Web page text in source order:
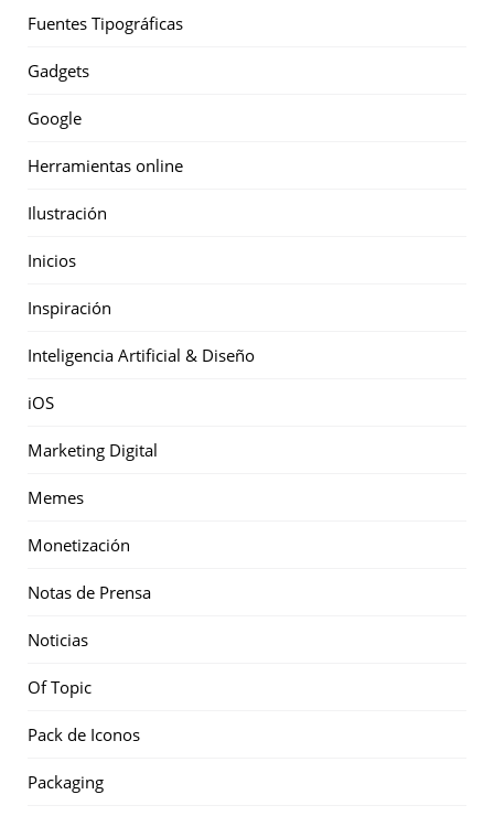
Fuentes Tipográficas
Gadgets
Google
Herramientas online
Ilustración
Inicios
Inspiración
Inteligencia Artificial & Diseño
iOS
Marketing Digital
Memes
Monetización
Notas de Prensa
Noticias
Of Topic
Pack de Iconos
Packaging